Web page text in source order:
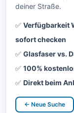
deiner Straße.
✅ Verfügbarkeit
sofort checken
✅ Glasfaser vs.
✅ 100%
✅ Direkt beim
← Neue Suche